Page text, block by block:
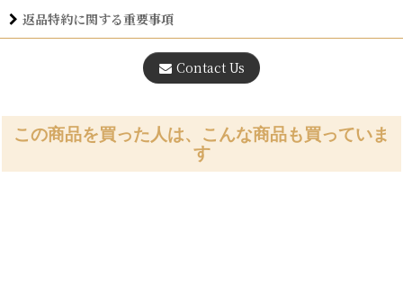
返品特約に関する重要事項
Contact Us
この商品を買った人は、こんな商品も買っていま
す